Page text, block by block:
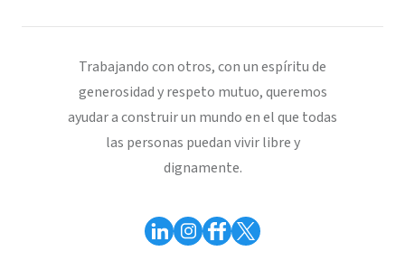
Trabajando con otros, con un espíritu de
generosidad y respeto mutuo, queremos
ayudar a construir un mundo en el que todas
las personas puedan vivir libre y
dignamente.